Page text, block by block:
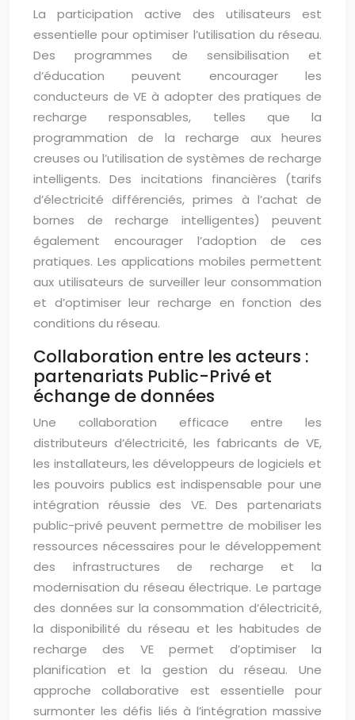
La participation active des utilisateurs est
essentielle pour optimiser l’utilisation du réseau.
Des programmes de sensibilisation et
d’éducation peuvent encourager les
conducteurs de VE à adopter des pratiques de
recharge responsables, telles que la
programmation de la recharge aux heures
creuses ou l’utilisation de systèmes de recharge
intelligents. Des incitations financières (tarifs
d’électricité différenciés, primes à l’achat de
bornes de recharge intelligentes) peuvent
également encourager l’adoption de ces
pratiques. Les applications mobiles permettent
aux utilisateurs de surveiller leur consommation
et d’optimiser leur recharge en fonction des
conditions du réseau.
Collaboration entre les acteurs :
partenariats Public-Privé et
échange de données
Une collaboration efficace entre les
distributeurs d’électricité, les fabricants de VE,
les installateurs, les développeurs de logiciels et
les pouvoirs publics est indispensable pour une
intégration réussie des VE. Des partenariats
public-privé peuvent permettre de mobiliser les
ressources nécessaires pour le développement
des infrastructures de recharge et la
modernisation du réseau électrique. Le partage
des données sur la consommation d’électricité,
la disponibilité du réseau et les habitudes de
recharge des VE permet d’optimiser la
planification et la gestion du réseau. Une
approche collaborative est essentielle pour
surmonter les défis liés à l’intégration massive